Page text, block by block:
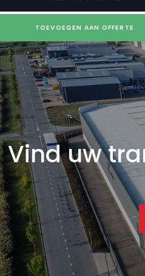
BRESTON 2X10-80
DUOBAND
Of vergelijkbaar
Bandlengte
20 m
Bandbreedte
80 cm
MEER
TOEVOEGEN AAN